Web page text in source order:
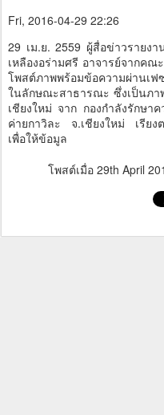
Fri, 2016-04-29 22:26
29 เม.ย. 2559 ผู้สื่อข่าวรายง
เหลืองอร่ามศรี อาจารย์จากค
โพสต์ภาพพร้อมข้อความผ่านเ
ในลักษณะสาธารณะ ซึ่งเป็นภา
เชียงใหม่ จาก กองกำลังรักษ
ค่ายกาวิละ จ.เชียงใหม่ เรียงต
เพื่อให้ข้อมูล
โพสต์เมื่อ 29th April